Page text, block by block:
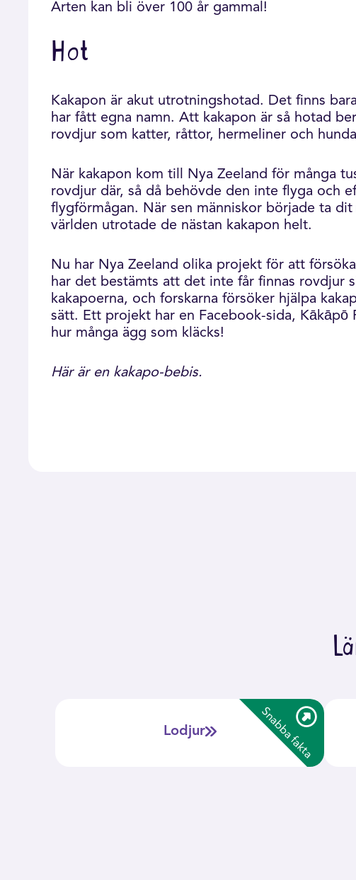
Arten kan bli över 100 år gammal!
Hot
Kakapon är akut utrotningshotad. Det finns
har fått egna namn. Att kakapon är så hotad
rovdjur som katter, råttor, hermeliner och
När kakapon kom till Nya Zeeland för många
rovdjur där, så då behövde den inte flyga och
flygförmågan. När sen människor började ta
världen utrotade de nästan kakapon helt.
Nu har Nya Zeeland olika projekt för att
har det bestämts att det inte får finnas rovdjur
kakapoerna, och forskarna försöker hjälpa
sätt. Ett projekt har en Facebook-sida, Kākāpō
hur många ägg som kläcks!
Här är en kakapo-bebis.
Snabba fakta
-
Lodjuret är både Europas största kattdjur, och
Sveriges enda vilda kattdjur.
-
Idag finns ca 1400 lodjur i Sverige, nästan över
Lodjur